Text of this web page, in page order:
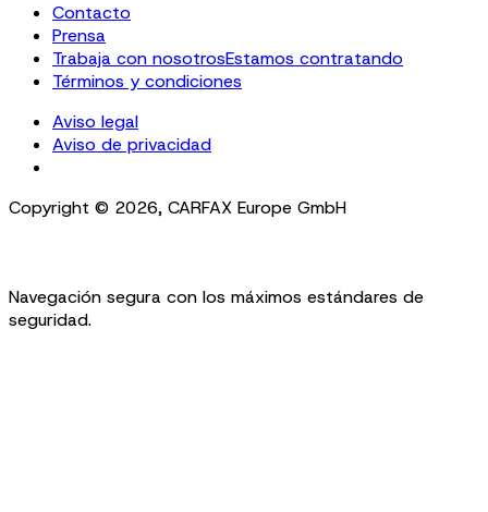
Contacto
Prensa
Trabaja con nosotrosEstamos contratando
Términos y condiciones
Aviso legal
Aviso de privacidad
Copyright © 2026, CARFAX Europe GmbH
Navegación segura con los máximos estándares de
seguridad.